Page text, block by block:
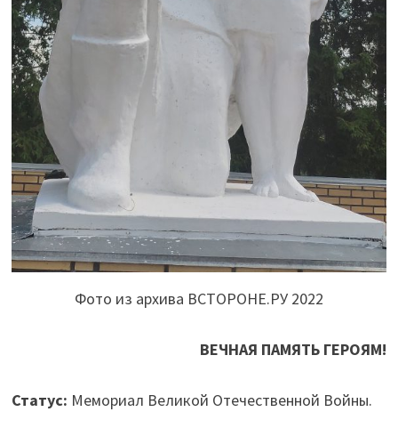
Фото из архива ВСТОРОНЕ.РУ 2022
ВЕЧНАЯ ПАМЯТЬ ГЕРОЯМ!
Статус: Мемориал Великой Отечественной Войны.